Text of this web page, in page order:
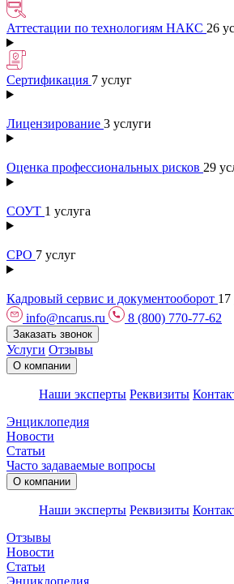
Аттестации по технологиям НАКС 26
Сертификация 7 услуг
Лицензирование 3 услуги
Оценка профессиональных рисков 29
СОУТ 1 услуга
СРО 7 услуг
Кадровый сервис и документооборот 17
info@ncarus.ru
8 (800) 770-77-62
Заказать звонок
Услуги Отзывы
О компании
Наши эксперты Реквизиты
Энциклопедия
Новости
Статьи
Часто задаваемые вопросы
О компании
Наши эксперты Реквизиты
Отзывы
Новости
Статьи
Энциклопедия